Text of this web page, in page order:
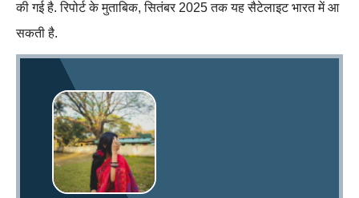
की गई है. रिपोर्ट के मुताबिक, सितंबर 2025 तक यह सैटेलाइट भारत में आ
सकती है.